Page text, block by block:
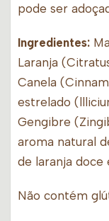
pode ser
Ingredientes:
Laranja
Canela
estrelado
Gengibre
aroma natural
de laranja doce
Não contém